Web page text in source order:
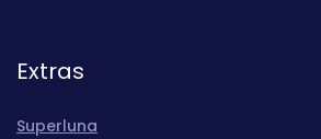
Extras
Superluna